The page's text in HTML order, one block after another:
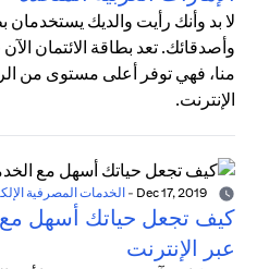
لا بد وأنك رأيت والديك يستخدمان
وأصدقائك. تعد بطاقة الائتمان
منا، فهي توفر أعلى مستوى من
الإنترنت.
- الخدمات المصرفية
كيف تجعل حياتك أسهل
عبر الإنترنت